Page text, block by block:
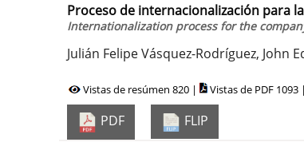
Proceso de internacionalización para
Internationalization process for the
Julián Felipe Vásquez-Rodríguez, John
Vistas de resúmen 820 | Vistas de PDF 1093 |
PDF FLIP